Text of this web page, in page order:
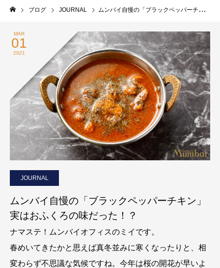
ブログ JOURNAL ムンバイ自慢の「ブラックペッパーチキン」実はおふくろの味だった！？
MAR
01
2021
JOURNAL
ムンバイ自慢の「ブラックペッパーチキン」
実はおふくろの味だった！？
ナマステ！ムンバイオフィスのミイです。
春めいてきたかと思えば真冬並みに寒くなったりと、相
変わらず不思議な気候ですね。今年は桜の開花が早いよ